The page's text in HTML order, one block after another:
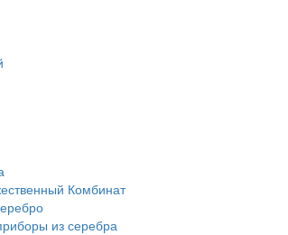
Комбинат
из серебра